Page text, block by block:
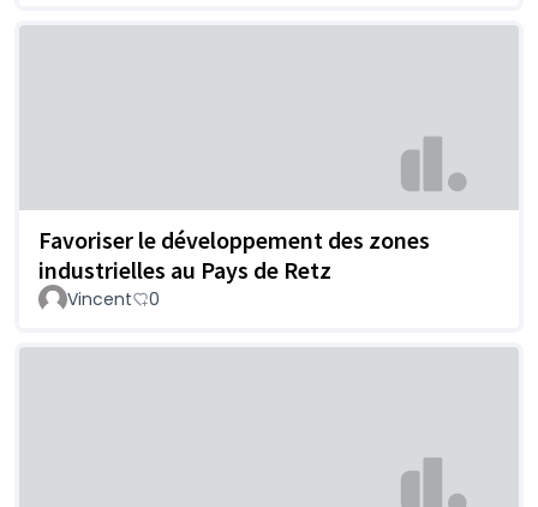
Favoriser le développement des zones
industrielles au Pays de Retz
Vincent 0